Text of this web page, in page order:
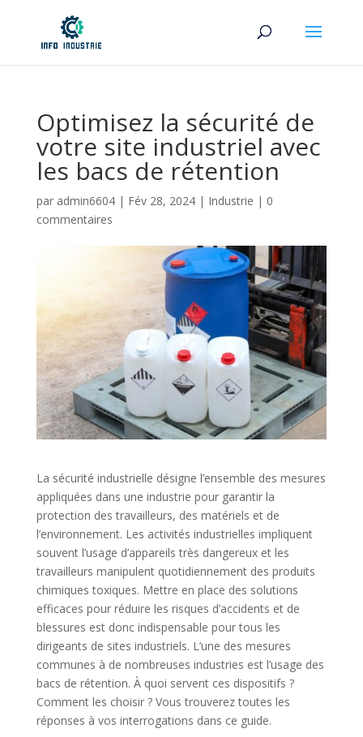
Optimisez la sécurité de
votre site industriel avec
les bacs de rétention
par admin6604| Fév 28, 2024| Industrie | 0
commentaires
La sécurité industrielle désigne l’ensemble des mesures
appliquées dans une industrie pour garantir la
protection des travailleurs, des matériels et de
l’environnement. Les activités industrielles impliquent
souvent l’usage d’appareils très dangereux et les
travailleurs manipulent quotidiennement des produits
chimiques toxiques. Mettre en place des solutions
efficaces pour réduire les risques d’accidents et de
blessures est donc indispensable pour tous les
dirigeants de sites industriels. L’une des mesures
communes à de nombreuses industries est l’usage des
bacs de rétention. À quoi servent ces dispositifs ?
Comment les choisir ? Vous trouverez toutes les
réponses à vos interrogations dans ce guide.